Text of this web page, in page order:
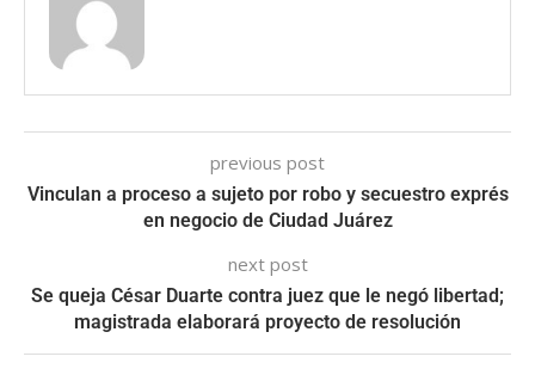
previous post
Vinculan a proceso a sujeto por robo y secuestro exprés
en negocio de Ciudad Juárez
next post
Se queja César Duarte contra juez que le negó libertad;
magistrada elaborará proyecto de resolución